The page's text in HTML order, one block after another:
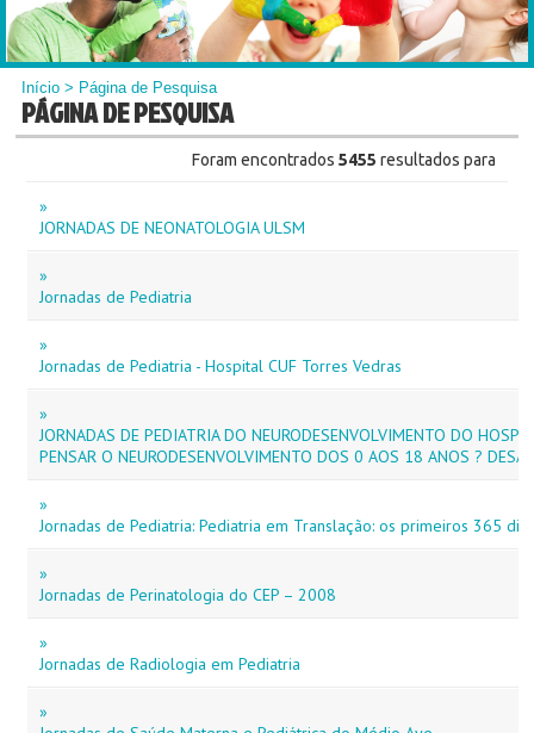
Início > Página de Pesquisa
PÁGINA DE PESQUISA
Foram encontrados 5455resultados para
»
JORNADAS DE NEONATOLOGIA ULSM
»
Jornadas de Pediatria
»
Jornadas de Pediatria - Hospital CUF Torres Vedras
»
JORNADAS DE PEDIATRIA DO NEURODESENVOLVIMENTO DO
PENSAR O NEURODESENVOLVIMENTO DOS 0 AOS 18 ANOS ?
»
Jornadas de Pediatria: Pediatria em Translação: os primeiros 365 dias
»
Jornadas de Perinatologia do CEP – 2008
»
Jornadas de Radiologia em Pediatria
»